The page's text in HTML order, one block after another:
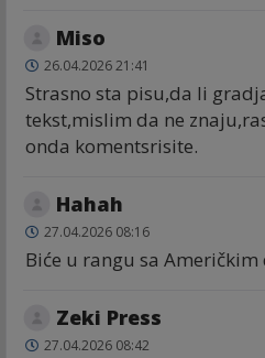
Miso
26.04.2026 21:41
Strasno sta pisu,da li
tekst,mislim da ne
onda komentsrisite.
Hahah
27.04.2026 08:16
Biće u rangu sa
Zeki Press
27.04.2026 08:42